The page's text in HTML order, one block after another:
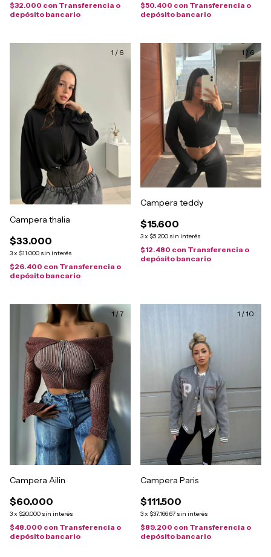
$32.000 con Transferencia o
depósito bancario
$50.400 con Transferencia o
depósito bancario
1 / 6
Campera thalia
$33.000
3x $11.000 sin interés
$26.400 con Transferencia o
depósito bancario
1 / 6
Campera teddy
$15.600
3x $5.200 sin interés
$12.480 con Transferencia o
depósito bancario
1 /7
Campera Ailin
$60.000
3x $20.000 sin interés
$48.000 con Transferencia o
depósito bancario
1 /10
Campera Paris
$111.500
3x $37.166,67 sin interés
$89.200 con Transferencia o
depósito bancario